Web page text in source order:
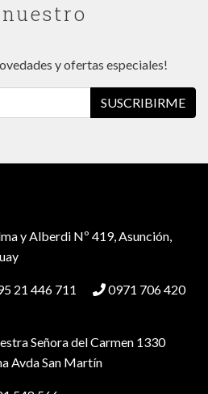
y ofertas especiales!
SUSCRIBIRME
y Alberdi Nº 419, Asunción,
21 446 711 0971 706 420
Señora del Carmen 1330
Avda San Martín